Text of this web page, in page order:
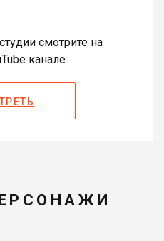
смотрите на
канале